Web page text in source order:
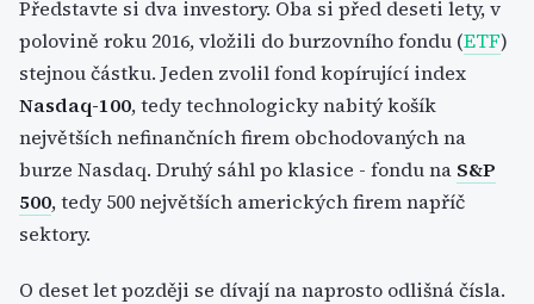
Představte si dva investory. Oba si před deseti lety, v
polovině roku 2016, vložili do burzovního fondu (ETF)
stejnou částku. Jeden zvolil fond kopírující index
Nasdaq-100, tedy technologicky nabitý košík
největších nefinančních firem obchodovaných na
burze Nasdaq. Druhý sáhl po klasice - fondu na S&P
500, tedy 500 největších amerických firem napříč
sektory.
O deset let později se dívají na naprosto odlišná čísla.